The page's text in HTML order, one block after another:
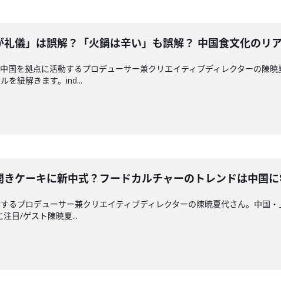
儀」は誤解？「火鍋は辛い」も誤解？ 中国食文化のリ
国を拠点に活動するプロデューサー兼クリエイティブディレクターの陳
を紐解きます。ind...
ケーキに新中式？フードカルチャーのトレンドは中国に
るプロデューサー兼クリエイティブディレクターの陳暁夏代さん。中国
目/ゲスト陳暁夏...